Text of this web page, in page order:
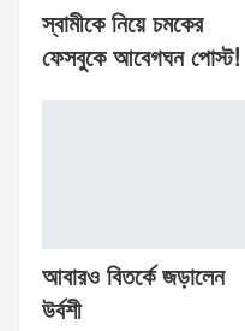
স্বামীকে নিয়ে চমকের
ফেসবুকে আবেগঘন পোস্ট!
আবারও বিতর্কে জড়ালেন
উর্বশী